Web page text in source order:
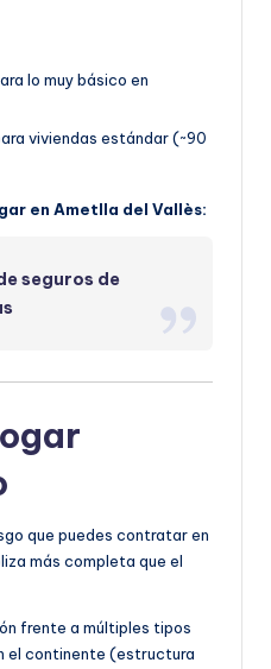
lo muy básico en
a viviendas estándar (~90
en Ametlla del Vallès:
seguros de
que puedes contratar en
más completa que el
frente a múltiples tipos
el continente (estructura